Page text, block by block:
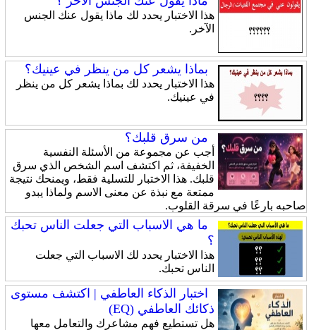
هذا الاختبار يحدد لك ماذا يقول عنك الجنس
الآخر.
بماذا يشعر كل من ينظر في عينيك؟
هذا الاختبار يحدد لك بماذا يشعر كل من ينظر
في عينيك.
من سرق قلبك؟
أجب عن مجموعة من الأسئلة النفسية
الخفيفة، ثم اكتشف اسم الشخص الذي سرق
قلبك. هذا الاختبار للتسلية فقط، ويمنحك نتيجة
ممتعة مع نبذة عن معنى الاسم ولماذا يبدو
صاحبه بارعًا في سرقة القلوب.
ما هي الاسباب التي جعلت الناس تحبك
؟
هذا الاختبار يحدد لك الاسباب التي جعلت
الناس تحبك.
اختبار الذكاء العاطفي | اكتشف مستوى
ذكائك العاطفي (EQ)
هل تستطيع فهم مشاعرك والتعامل معها